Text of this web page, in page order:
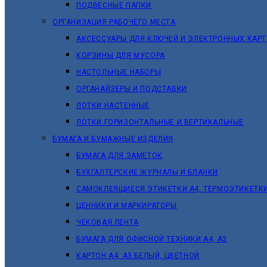
ПОДВЕСНЫЕ ПАПКИ
ОРГАНИЗАЦИЯ РАБОЧЕГО МЕСТА
АКСЕССУАРЫ ДЛЯ КЛЮЧЕЙ И ЭЛЕКТРОННЫХ КАРТ
КОРЗИНЫ ДЛЯ МУСОРА
НАСТОЛЬНЫЕ НАБОРЫ
ОРГАНАЙЗЕРЫ И ПОДСТАВКИ
ЛОТКИ НАСТЕННЫЕ
ЛОТКИ ГОРИЗОНТАЛЬНЫЕ И ВЕРТИКАЛЬНЫЕ
БУМАГА И БУМАЖНЫЕ ИЗДЕЛИЯ
БУМАГА ДЛЯ ЗАМЕТОК
БУХГАЛТЕРСКИЕ ЖУРНАЛЫ И БЛАНКИ
САМОКЛЕЯЩИЕСЯ ЭТИКЕТКИ А4,
ЦЕННИКИ И МАРКИРАТОРЫ
ЧЕКОВАЯ ЛЕНТА
БУМАГА ДЛЯ ОФИСНОЙ ТЕХНИКИ А4, А3
КАРТОН А4, А3 БЕЛЫЙ, ЦВЕТНОЙ